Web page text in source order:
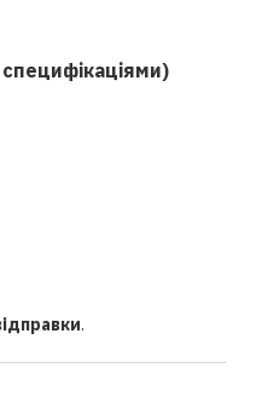
специфікаціями)
.